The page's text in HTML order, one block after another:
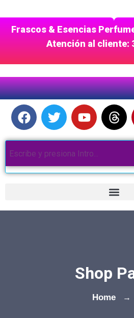
Frascos & Esencias
Atención al cliente:
Shop
Home →